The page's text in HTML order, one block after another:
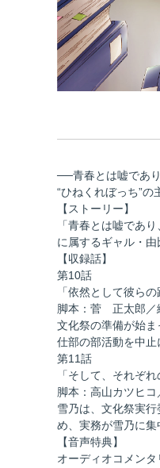
──青春とは嘘であ
“ひねくれぼっち”
【ストーリー】
「青春とは嘘であ
に属するギャル・
【収録話】
第10話
「依然として彼ら
脚本：菅 正太郎／
文化祭の準備が始
仕部の部活動を中
第11話
「そして、それぞ
脚本：高山カツヒ
雪乃は、文化祭実
め、実務が雪乃に
【音声特典】
オーディオコメン